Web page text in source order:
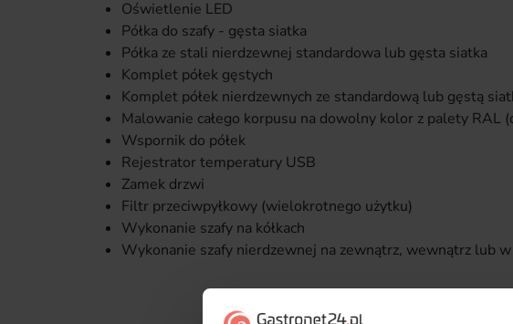
Oświetlenie LED
Półka do szafy - gęsta siatka
Półka ze stali nierdzewnej standardowa lub gęsta siatka
Komplet półek gęstych
Komplet półek nierdzewnych ze standardową lub gęstą
Malowanie całego korpusu na dowolny kolor z palety RAL
Wspornik do półek
Rejestrator temperatury USB
Zamek drzwi
Filtr przeciwpyłkowy (wielokrotnego użytku)
Wykonanie szafy na kółkach
Wykonanie szafy nierdzewnej na zewnątrz, wewnątrz lub w